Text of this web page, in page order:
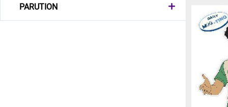
PARUTION